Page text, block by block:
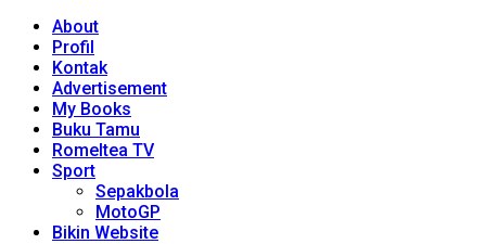
About
Profil
Kontak
Advertisement
My Books
Buku Tamu
Romeltea TV
Sport
Sepakbola
MotoGP
Bikin Website